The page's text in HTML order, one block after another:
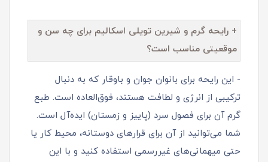
+ رایحه گرم و شیرین تویلی اسکالیم برای چه سن و
موقعیتی مناسب است؟
- این رایحه برای بانوان جوان و باوقار که به دنبال
ترکیبی از انرژی و لطافت هستند، فوق‌العاده است. طبع
گرم آن برای فصول سرد (پاییز و زمستان) ایده‌آل است.
شما می‌توانید از آن برای قرارهای دوستانه، محیط کار یا
حتی میهمانی‌های غیررسمی استفاده کنید و با این